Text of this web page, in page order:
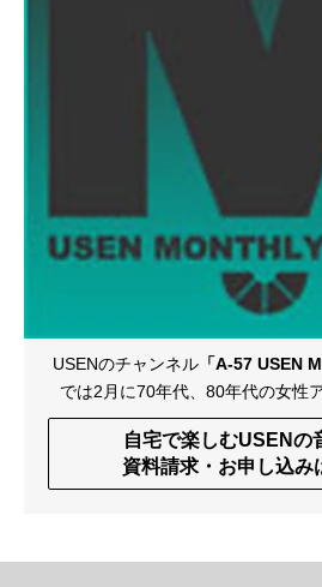
USENのチャンネル 「A-57 USEN
では2月に70年代、80年代の女性
自宅で楽しむUSENの
資料請求・お申し込み